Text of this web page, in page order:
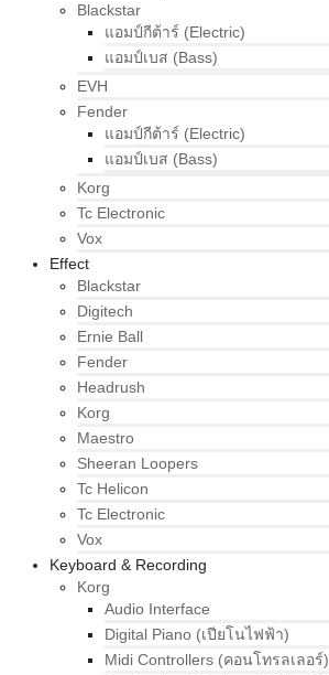
Blackstar
แอมป์กีต้าร์ (Electric)
แอมป์เบส (Bass)
EVH
Fender
แอมป์กีต้าร์ (Electric)
แอมป์เบส (Bass)
Korg
Tc Electronic
Vox
Effect
Blackstar
Digitech
Ernie Ball
Fender
Headrush
Korg
Maestro
Sheeran Loopers
Tc Helicon
Tc Electronic
Vox
Keyboard & Recording
Korg
Audio Interface
Digital Piano (เปียโนไฟฟ้า)
Midi Controllers (คอนโทรลเลอร์)